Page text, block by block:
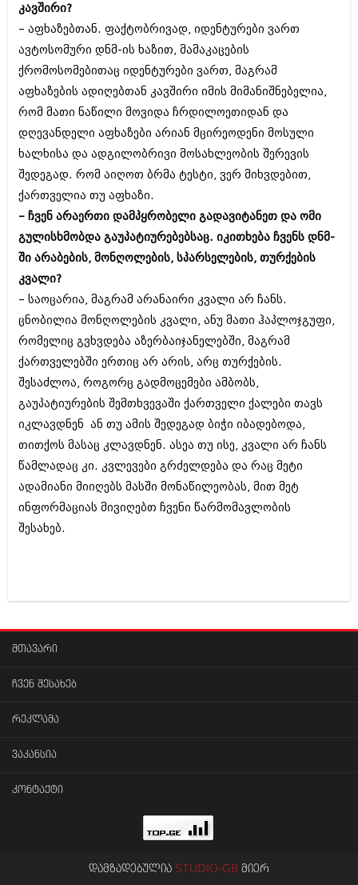
კავშირი?
– აფხაზებთან. ფაქტობრივად, იდენტურები ვართ
ავტოსომური დნმ-ის ხაზით, მამაკაცების
ქრომოსომებითაც იდენტურები ვართ, მაგრამ
აფხაზების ადიღებთან კავშირი იმის მიმანიშნებელია,
რომ მათი ნაწილი მოვიდა ჩრდილოეთიდან და
დღევანდელი აფხაზები არიან მცირეოდენი მოსული
ხალხისა და ადგილობრივი მოსახლეობის შერევის
შედეგად. რომ აიღოთ ბრმა ტესტი, ვერ მიხვდებით,
ქართველია თუ აფხაზი.
– ჩვენ არაერთი დამპყრობელი გადავიტანეთ და ომი
გულისხმობდა გაუპატიურებებსაც. იკითხება ჩვენს დნმ-
ში არაბების, მონღოლების, სპარსელების, თურქების
კვალი?
– საოცარია, მაგრამ არანაირი კვალი არ ჩანს.
ცნობილია მონღოლების კვალი, ანუ მათი ჰაპლოჯგუფი,
რომელიც გვხვდება აზერბაიჯანელებში, მაგრამ
ქართველებში ერთიც არ არის, არც თურქების.
შესაძლოა, როგორც გადმოცემები ამბობს,
გაუპატიურების შემთხვევაში ქართველი ქალები თავს
იკლავდნენ ან თუ ამის შედეგად ბიჭი იბადებოდა,
თითქოს მასაც კლავდნენ. ასეა თუ ისე, კვალი არ ჩანს
წამლადაც კი. კვლევები გრძელდება და რაც მეტი
ადამიანი მიიღებს მასში მონაწილეობას, მით მეტ
ინფორმაციას მივიღებთ ჩვენი წარმომავლობის
შესახებ.
მთავარი
ჩვენ შესახებ
რეკლამა
ვაკანსია
კონტაქტი
დამზადებულია STUDIO-GB მიერ